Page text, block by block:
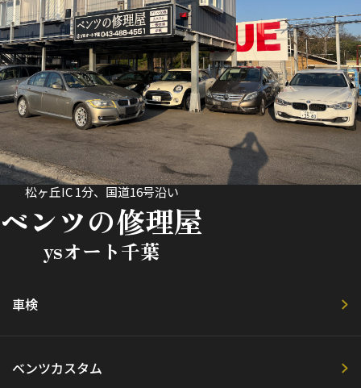
松ヶ丘IC 1分、国道16号沿い
ベンツの修理屋
ysオート千葉
車検
ベンツカスタム